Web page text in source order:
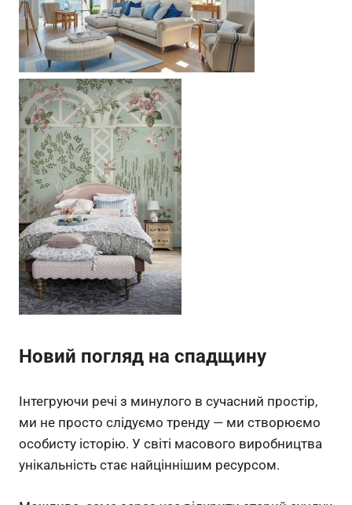
Новий погляд на спадщину
Інтегруючи речі з минулого в сучасний простір,
ми не просто слідуємо тренду — ми створюємо
особисту історію. У світі масового виробництва
унікальність стає найціннішим ресурсом.